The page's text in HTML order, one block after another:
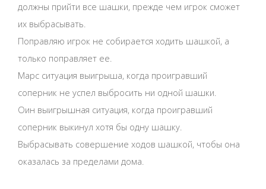
должны прийти все шашки, прежде чем игрок сможет
их выбрасывать.
Поправляю игрок не собирается ходить шашкой, а
только поправляет ее.
Марс ситуация выигрыша, когда проигравший
соперник не успел выбросить ни одной шашки.
Оин выигрышная ситуация, когда проигравший
соперник выкинул хотя бы одну шашку.
Выбрасывать совершение ходов шашкой, чтобы она
оказалась за пределами дома.